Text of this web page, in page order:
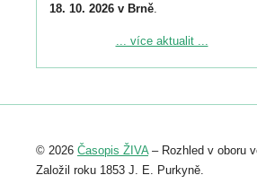
18. 10. 2026 v Brně.
Podrobnější informace ke konferenci
Registrovat se můžete do 6. září.
abstraktu přihlášené přednášky nebo
posteru je už 30. června.
... více aktualit ...
© 2026 Časopis ŽIVA– Rozhled v oboru
Založil roku 1853 J. E. Purkyně.